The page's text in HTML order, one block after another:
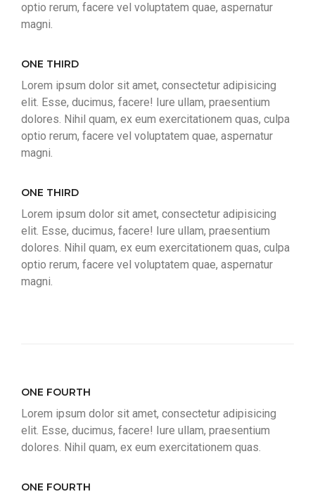
optio rerum, facere vel voluptatem quae, aspernatur
magni.
ONE THIRD
Lorem ipsum dolor sit amet, consectetur adipisicing
elit. Esse, ducimus, facere! Iure ullam, praesentium
dolores. Nihil quam, ex eum exercitationem quas, culpa
optio rerum, facere vel voluptatem quae, aspernatur
magni.
ONE THIRD
Lorem ipsum dolor sit amet, consectetur adipisicing
elit. Esse, ducimus, facere! Iure ullam, praesentium
dolores. Nihil quam, ex eum exercitationem quas, culpa
optio rerum, facere vel voluptatem quae, aspernatur
magni.
ONE FOURTH
Lorem ipsum dolor sit amet, consectetur adipisicing
elit. Esse, ducimus, facere! Iure ullam, praesentium
dolores. Nihil quam, ex eum exercitationem quas.
ONE FOURTH